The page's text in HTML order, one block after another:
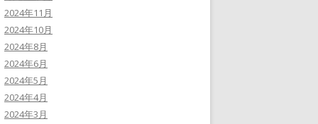
2024年11月
2024年10月
2024年8月
2024年6月
2024年5月
2024年4月
2024年3月